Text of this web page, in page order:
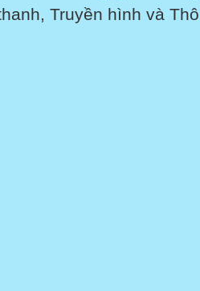
Truyền hình và